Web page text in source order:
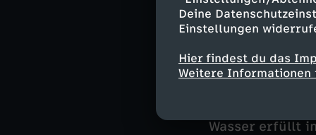
Deine
Einstellungen
Hier findest du das
Weitere
Römer
werden
Auch Sand
Doch die
Wasser erfüllt